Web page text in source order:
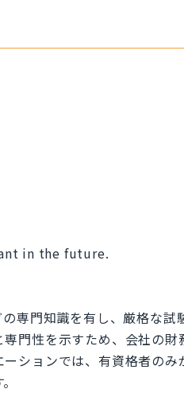
in the future.
専門知識を有し、厳格な試
門性を示すため、会社の
ションでは、有資格者のみ